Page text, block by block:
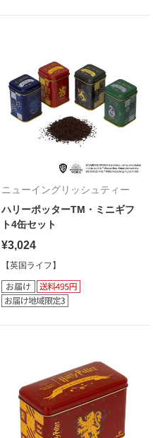
ニューイングリッシュティー
ハリーポッターTM・ミニギフ
ト4缶セット
¥3,024
【英国ライフ】